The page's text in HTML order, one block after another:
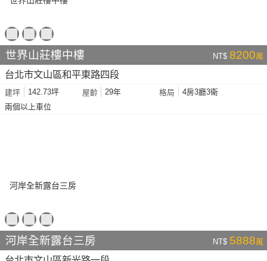
世界山莊樓中樓 NT$ 8200萬
台北市文山區和平東路四段
建坪 142.73坪 屋齡 29年 格局
4房3廳3衛
兩個以上車位
河岸全新露台三房 NT$ 5888萬